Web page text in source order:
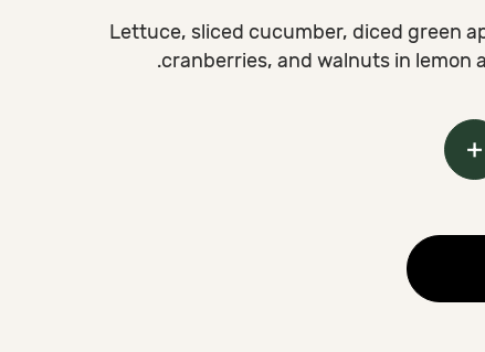
Lettuce, sliced cucumber, diced green
cranberries, and walnuts in lemon
+